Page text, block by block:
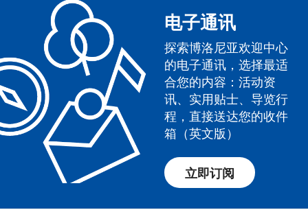
电子通讯
探索博洛尼亚欢迎中心
的电子通讯，选择最适
合您的内容：活动资
讯、实用贴士、导览行
程，直接送达您的收件
箱（英文版）
立即订阅